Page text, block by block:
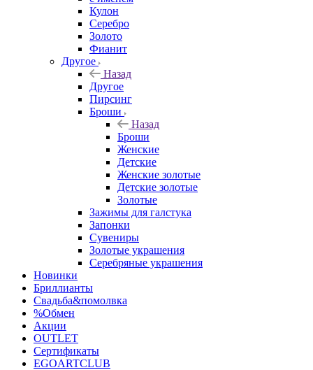
Кулон
Серебро
Золото
Фианит
Другое
Назад
Другое
Пирсинг
Броши
Назад
Броши
Женские
Детские
Женские золотые
Детские золотые
Золотые
Зажимы для галстука
Запонки
Сувениры
Золотые украшения
Серебряные украшения
Новинки
Бриллианты
Свадьба&помолвка
%Обмен
Акции
OUTLET
Сертификаты
EGOARTCLUB